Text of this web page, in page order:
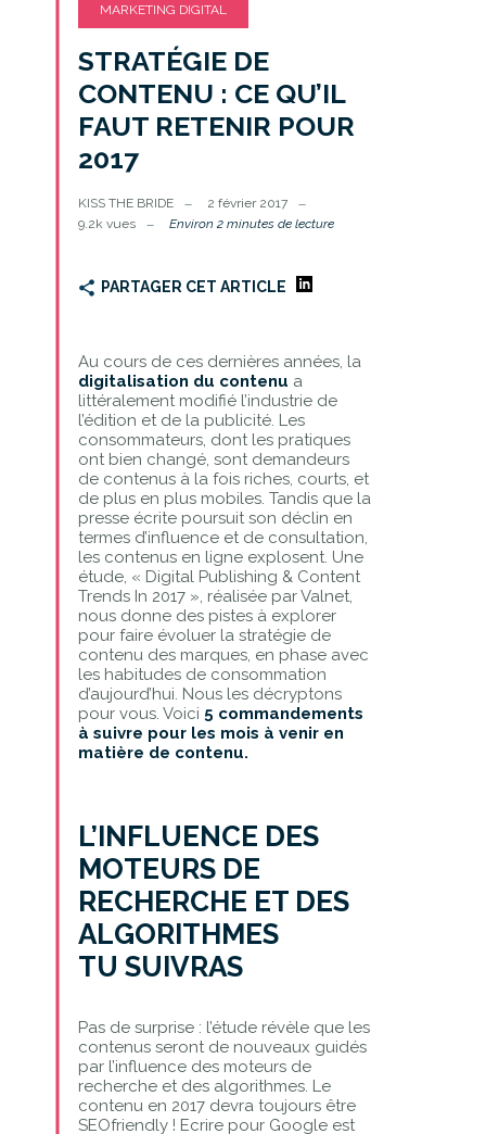
MARKETING DIGITAL
STRATÉGIE DE
CONTENU : CE QU’IL
FAUT RETENIR POUR
2017
KISS THE BRIDE
2 février 2017
9.2k vues
Environ 2 minutes de lecture
PARTAGER CET ARTICLE
Au cours de ces dernières années, la
digitalisation du contenu a
littéralement modifié l’industrie de
l’édition et de la publicité. Les
consommateurs, dont les pratiques
ont bien changé, sont demandeurs
de contenus à la fois riches, courts, et
de plus en plus mobiles. Tandis que la
presse écrite poursuit son déclin en
termes d’influence et de consultation,
les contenus en ligne explosent. Une
étude, « Digital Publishing & Content
Trends In 2017 », réalisée par Valnet,
nous donne des pistes à explorer
pour faire évoluer la stratégie de
contenu des marques, en phase avec
les habitudes de consommation
d’aujourd’hui. Nous les décryptons
pour vous. Voici 5 commandements
à suivre pour les mois à venir en
matière de contenu.
L’INFLUENCE DES
MOTEURS DE
RECHERCHE ET DES
ALGORITHMES
TU SUIVRAS
Pas de surprise : l’étude révèle que les
contenus seront de nouveaux guidés
par l’influence des moteurs de
recherche et des algorithmes. Le
contenu en 2017 devra toujours être
SEOfriendly ! Ecrire pour Google est